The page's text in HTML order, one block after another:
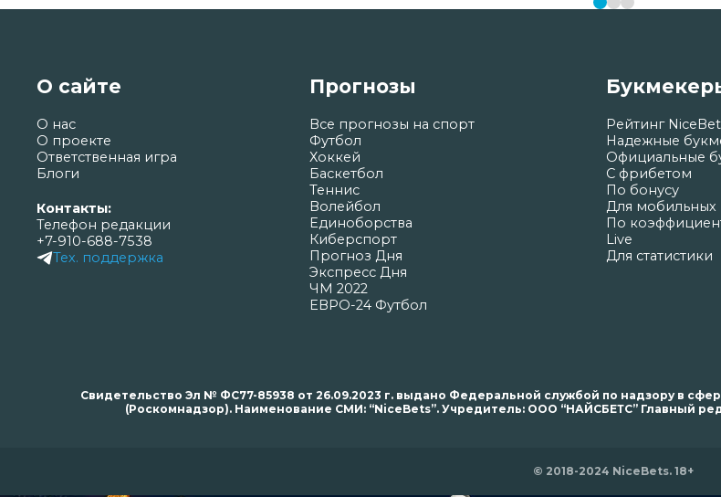
О сайте
О нас
О проекте
Ответственная игра
Блоги
Контакты:
Телефон редакции
+7-910-688-7538
Тех. поддержка
Прогнозы
Все прогнозы на спорт
Футбол
Хоккей
Баскетбол
Теннис
Волейбол
Единоборства
Киберспорт
Прогноз Дня
Экспресс Дня
ЧМ 2022
ЕВРО-24 Футбол
Рейтинг
Надежные
Официальные
С фрибетом
По бонусу
Для мобильных
По
Live
Для статистики
Свидетельство Эл № ФС77-85938 от 26.09.2023 г. выдано Федеральной службой по надзору в
(Роскомнадзор). Наименование СМИ: “NiceBets”. Учредитель: ООО “НАЙСБЕТС” Главный
© 2018-2024 NiceBets. 18+